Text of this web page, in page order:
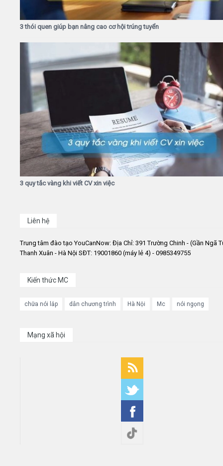
3 thói quen giúp bạn nâng cao cơ hội trúng tuyển
3 quy tắc vàng khi viết CV xin việc
Liên hệ
Trung tâm đào tạo YouCanNow: Địa Chỉ: 391 Trường Chinh - (Gần Ngã
Thanh Xuân - Hà Nội SĐT: 19001860 (máy lẻ 4) - 0985349755
Kiến thức MC
chữa nói lắp dẫn chương trình Hà Nội Mc nói ngọng
Mạng xã hội